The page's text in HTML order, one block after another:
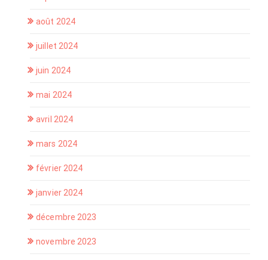
août 2024
juillet 2024
juin 2024
mai 2024
avril 2024
mars 2024
février 2024
janvier 2024
décembre 2023
novembre 2023